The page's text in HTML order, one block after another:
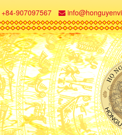
+84-907097567